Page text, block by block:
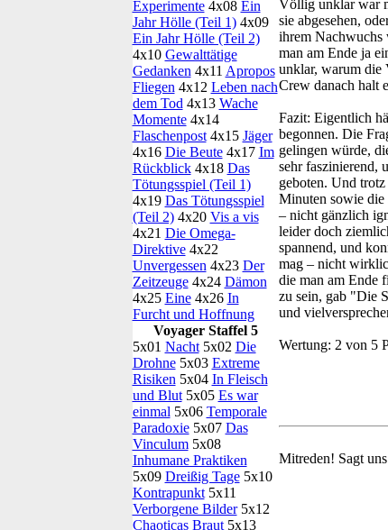
Experimente4x08 Ein
Jahr Hölle (Teil 1)4x09
Ein Jahr Hölle (Teil 2)
4x10 Gewalttätige
Gedanken 4x11 Apropos
Fliegen 4x12 Leben nach
dem Tod 4x13 Wache
Momente4x14
Flaschenpost4x15 Jäger
4x16 Die Beute4x17 Im
Rückblick4x18 Das
Tötungsspiel (Teil 1)
4x19 Das Tötungsspiel
(Teil 2)4x20 Vis a vis
4x21 Die Omega-
Direktive4x22
Unvergessen 4x23 Der
Zeitzeuge4x24 Dämon
4x25 Eine4x26 In
Furcht und Hoffnung
Voyager Staffel 5
5x01 Nacht5x02 Die
Drohne5x03 Extreme
Risiken 5x04 In Fleisch
und Blut5x05 Es war
einmal 5x06 Temporale
Paradoxie5x07 Das
Vinculum5x08
Inhumane Praktiken
5x09 Dreißig Tage5x10
Kontrapunkt5x11
Verborgene Bilder5x12
Chaoticas Braut5x13
Völlig unklar war
sie abgesehen,
ihrem Nachwuchs
man am Ende ja
unklar, warum die
Crew danach halt
Fazit: Eigentlich
begonnen. Die
gelingen würde,
sehr faszinierend,
geboten. Und
Minuten sowie die
– nicht gänzlich
leider doch
spannend, und
mag – nicht
die man am Ende
zu sein, gab "Die
und
Wertung: 2 von 5
Mitreden! Sagt